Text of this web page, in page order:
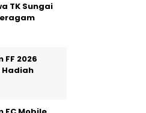
TK Sungai
FF 2026